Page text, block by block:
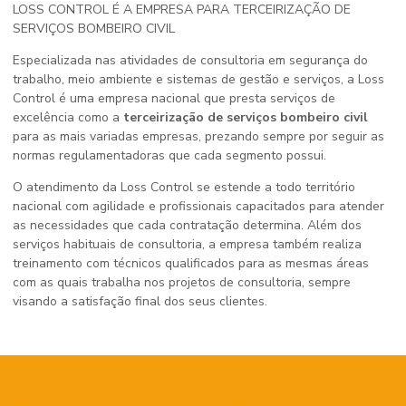
LOSS CONTROL É A EMPRESA PARA TERCEIRIZAÇÃO DE
SERVIÇOS BOMBEIRO CIVIL
Especializada nas atividades de consultoria em segurança do
trabalho, meio ambiente e sistemas de gestão e serviços, a Loss
Control é uma empresa nacional que presta serviços de
excelência como a terceirização de serviços bombeiro civil
para as mais variadas empresas, prezando sempre por seguir as
normas regulamentadoras que cada segmento possui.
O atendimento da Loss Control se estende a todo território
nacional com agilidade e profissionais capacitados para atender
as necessidades que cada contratação determina. Além dos
serviços habituais de consultoria, a empresa também realiza
treinamento com técnicos qualificados para as mesmas áreas
com as quais trabalha nos projetos de consultoria, sempre
visando a satisfação final dos seus clientes.